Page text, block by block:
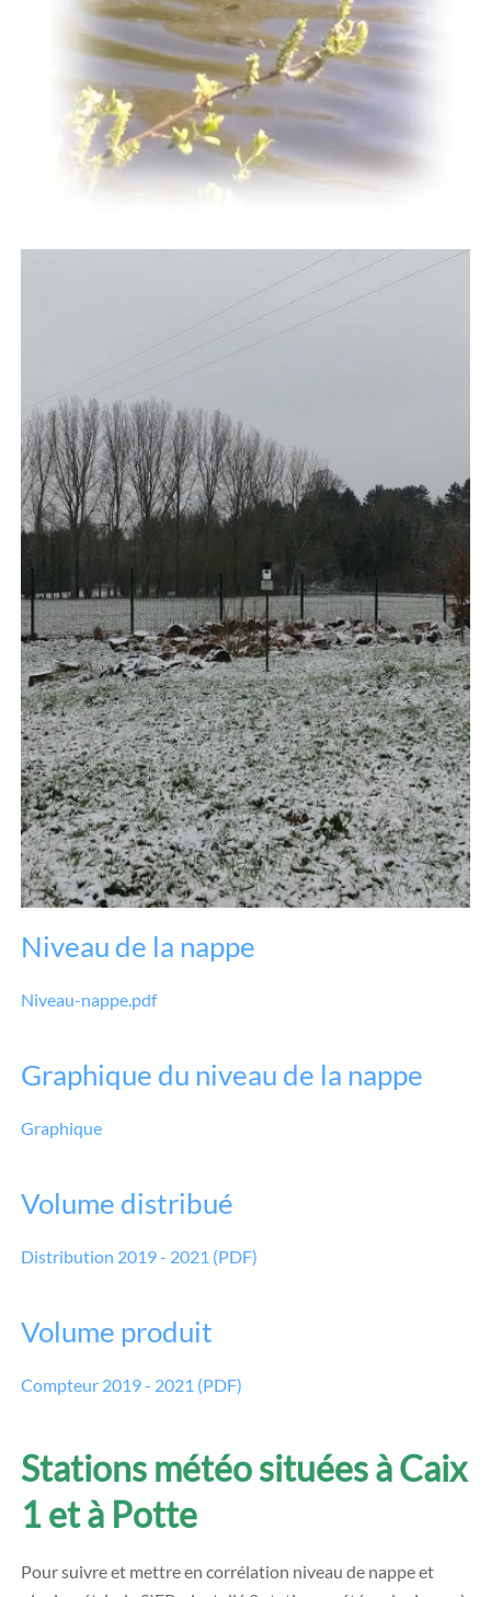
Niveau de la nappe
Niveau-nappe.pdf
Graphique du niveau de la nappe
Graphique
Volume distribué
Distribution 2019 - 2021 (PDF)
Volume produit
Compteur 2019 - 2021 (PDF)
Stations météo situées à Caix
1 et à Potte
Pour suivre et mettre en corrélation niveau de nappe et